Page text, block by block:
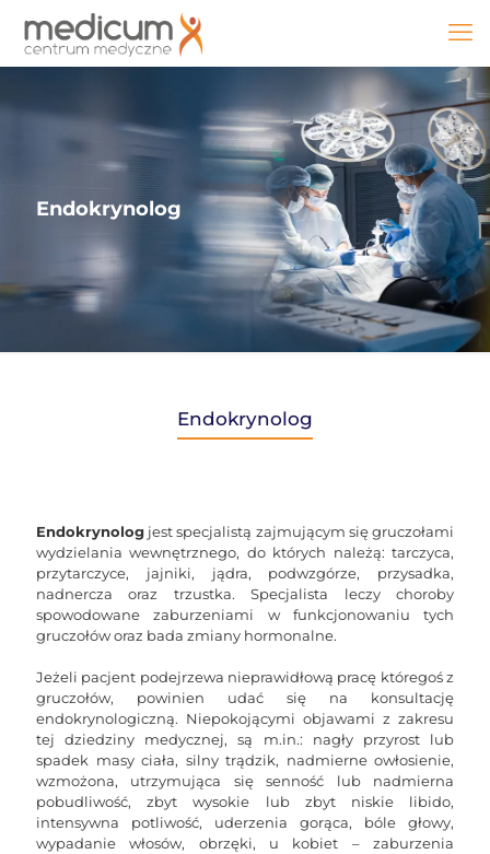
Endokrynolog
Endokrynolog
Endokrynolog jest specjalistą zajmującym się gruczołami
wydzielania wewnętrznego, do których należą: tarczyca,
przytarczyce, jajniki, jądra, podwzgórze, przysadka,
nadnercza oraz trzustka. Specjalista leczy choroby
spowodowane zaburzeniami w funkcjonowaniu tych
gruczołów oraz bada zmiany hormonalne.
Jeżeli pacjent podejrzewa nieprawidłową pracę któregoś z
gruczołów, powinien udać się na konsultację
endokrynologiczną. Niepokojącymi objawami z zakresu
tej dziedziny medycznej, są m.in.: nagły przyrost lub
spadek masy ciała, silny trądzik, nadmierne owłosienie,
wzmożona, utrzymująca się senność lub nadmierna
pobudliwość, zbyt wysokie lub zbyt niskie libido,
intensywna potliwość, uderzenia gorąca, bóle głowy,
wypadanie włosów, obrzęki, u kobiet – zaburzenia